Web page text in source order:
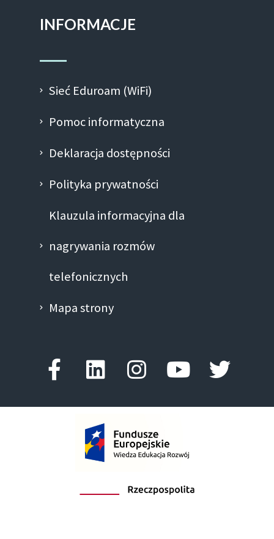
INFORMACJE
Sieć Eduroam (WiFi)
Pomoc informatyczna
Deklaracja dostępności
Polityka prywatności
Klauzula informacyjna dla
nagrywania rozmów
telefonicznych
Mapa strony
f